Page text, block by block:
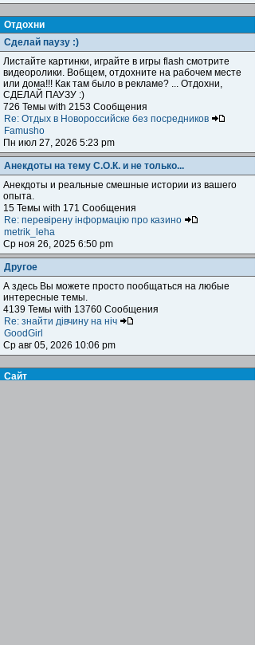
Отдохни
Сделай паузу :)
Листайте картинки, играйте в игры flash смотрите
видеоролики. Вобщем, отдохните на рабочем месте
или дома!!! Как там было в рекламе? ... Отдохни,
СДЕЛАЙ ПАУЗУ :)
726 Темы with 2153 Сообщения
Re: Отдых в Новороссийске без посредников
Famusho
Пн июл 27, 2026 5:23 pm
Анекдоты на тему С.О.К. и не только...
Анекдоты и реальные смешные истории из вашего
опыта.
15 Темы with 171 Сообщения
Re: перевірену інформацію про казино
metrik_leha
Ср ноя 26, 2025 6:50 pm
Другое
А здесь Вы можете просто пообщаться на любые
интересные темы.
4139 Темы with 13760 Сообщения
Re: знайти дівчину на ніч
GoodGirl
Ср авг 05, 2026 10:06 pm
Сайт